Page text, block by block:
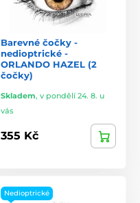
Barevné čočky -
nedioptrické -
ORLANDO HAZEL (2
čočky)
Skladem, v pondělí 24. 8. u
vás
355 Kč
Nedioptrické